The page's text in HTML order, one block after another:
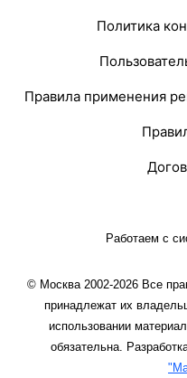
Политика
Правила применения
Работаем с
© Москва 2002-2026 Все
принадлежат их
использовании
обязательна.